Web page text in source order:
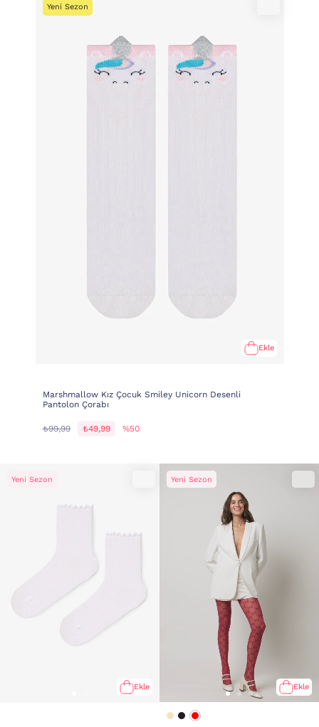
Yeni Sezon
Ekle
Marshmallow Kız Çocuk Smiley Unicorn Desenli
Pantolon Çorabı
₺99,99 ₺49,99 %50
Yeni Sezon
Ekle
Yeni Sezon
Ekle